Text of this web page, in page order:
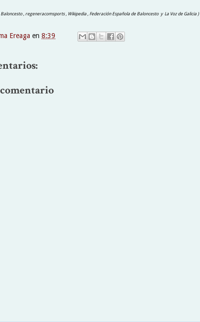
Baloncesto , regeneracomsports , Wikipedia , Federación Española de Baloncesto y La Voz de Galicia ) .
Ereaga en 8:39